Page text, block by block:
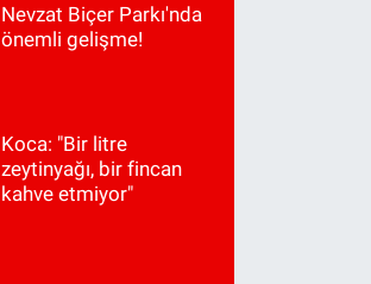
Nevzat Biçer Parkı'nda
önemli gelişme!
Koca: "Bir litre
zeytinyağı, bir fincan
kahve etmiyor"